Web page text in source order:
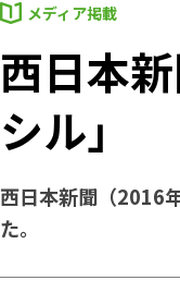
メディア掲載
西日本
シル」
西日本新聞（2016
た。